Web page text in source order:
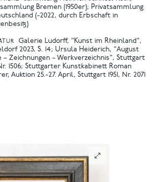
Bremen (1950er); Privatsammlung
(-2022, durch Erbschaft in
Galerie Ludorff, "Kunst im Rheinland",
2023, S. 14
Ursula Heiderich, "August
– Zeichnungen – Werkverzeichnis", Stuttgart
1506 Stuttgarter Kunstkabinett Roman
Auktion 25.-27. April, Stuttgart 1951, Nr. 2071